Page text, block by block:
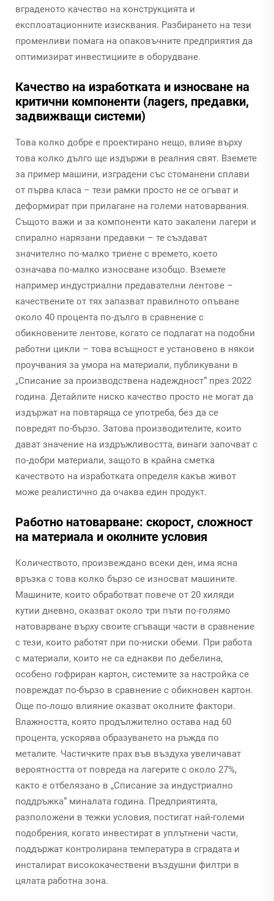
вграденото качество на конструкцията и
експлоатационните изисквания. Разбирането на тези
променливи помага на опаковъчните предприятия да
оптимизират инвестициите в оборудване.
Качество на изработката и износване на
критични компоненти (лagers, предавки,
задвижващи системи)
Това колко добре е проектирано нещо, влияе върху
това колко дълго ще издържи в реалния свят. Вземете
за пример машини, изградени със стоманени сплави
от първа класа – тези рамки просто не се огъват и
деформират при прилагане на големи натоварвания.
Същото важи и за компоненти като закалени лагери и
спирално нарязани предавки – те създават
значително по-малко триене с времето, което
означава по-малко износване изобщо. Вземете
например индустриални предавателни лентове –
качествените от тях запазват правилното опъване
около 40 процента по-дълго в сравнение с
обикновените лентове, когато се подлагат на подобни
работни цикли – това всъщност е установено в някои
проучвания за умора на материали, публикувани в
„Списание за производствена надеждност“ през 2022
година. Детайлите ниско качество просто не могат да
издържат на повтаряща се употреба, без да се
повредят по-бързо. Затова производителите, които
дават значение на издръжливостта, винаги започват с
по-добри материали, защото в крайна сметка
качеството на изработката определя какъв живот
може реалистично да очаква един продукт.
Работно натоварване: скорост, сложност
на материала и околните условия
Количеството, произвеждано всеки ден, има ясна
връзка с това колко бързо се износват машините.
Машините, които обработват повече от 20 хиляди
кутии дневно, оказват около три пъти по-голямо
натоварване върху своите сгъващи части в сравнение
с тези, които работят при по-ниски обеми. При работа
с материали, които не са еднакви по дебелина,
особено гофриран картон, системите за настройка се
повреждат по-бързо в сравнение с обикновен картон.
Още по-лошо влияние оказват околните фактори.
Влажността, която продължително остава над 60
процента, ускорява образуването на ръжда по
металите. Частичките прах във въздуха увеличават
вероятността от повреда на лагерите с около 27%,
както е отбелязано в „Списание за индустриално
поддръжка“ миналата година. Предприятията,
разположени в тежки условия, постигат най-големи
подобрения, когато инвестират в уплътнени части,
поддържат контролирана температура в сградата и
инсталират висококачествени въздушни филтри в
цялата работна зона.